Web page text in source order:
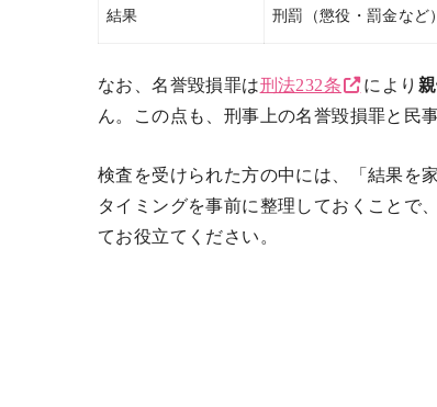
結果 刑罰（懲役・罰金など）
なお、名誉毀損罪は刑法232条 により
ん。この点も、刑事上の名誉毀損罪と民
検査を受けられた方の中には、「結果を
タイミングを事前に整理しておくことで
てお役立てください。